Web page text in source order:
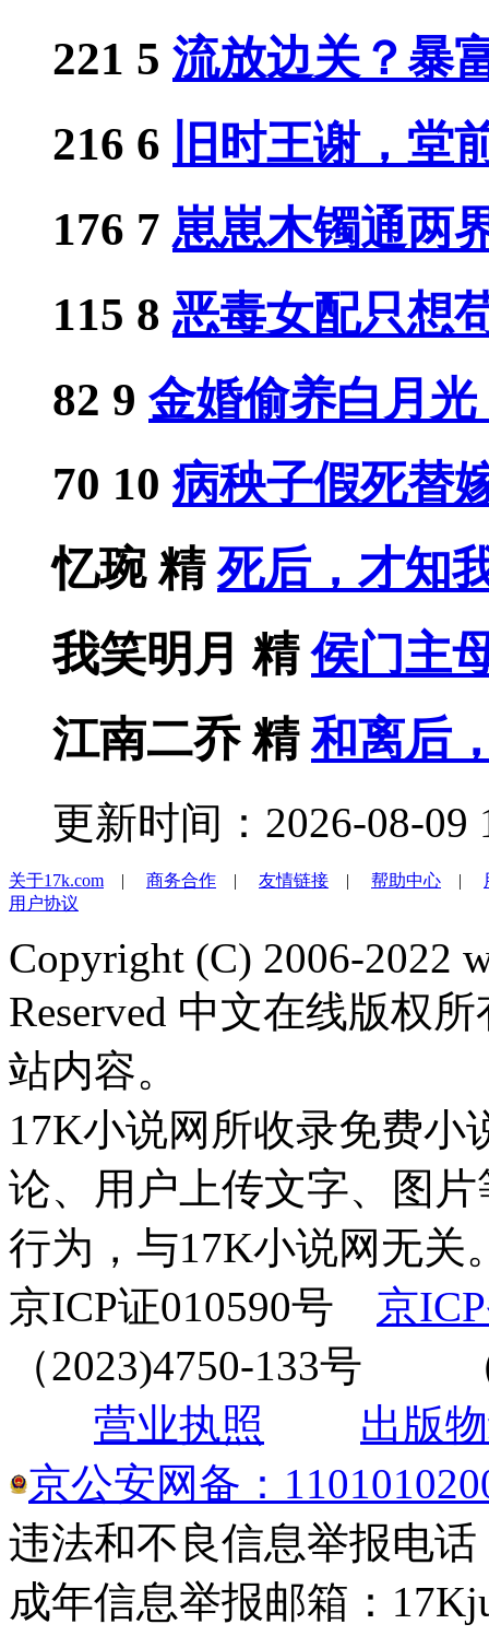
221 5 流放边关？暴
216 6
旧时王谢，堂
176 7 崽崽木镯通两
115 8 恶毒女配只想
82 9 金婚偷养白月光
70 10 病秧子假死替
忆琬精 死后，才知
我笑明月精 侯门主
江南二乔精 和离后
更新时间：2026-08-09
关于17k.com | 商务合作 | 友情链接 | 帮助中心 |
用户协议
Copyright (C) 2006-2022
Reserved 中文在线版权
站内容。
17K小说网所收录免费小
论、用户上传文字、图
行为，与17K小说网无关
京ICP证010590号 京
（2023)4750-133号
营业执照
出版
京公安网备：
违法和不良信息举报电话
成年信息举报邮箱：